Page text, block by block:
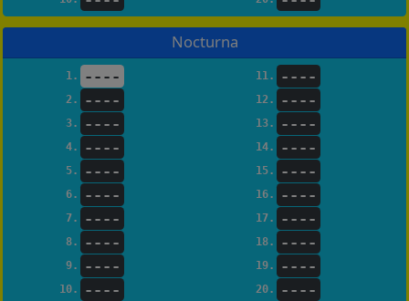
Nocturna
1. ---- 11. ----
2. ---- 12. ----
3. ---- 13. ----
4. ---- 14. ----
5. ---- 15. ----
6. ---- 16. ----
7. ---- 17. ----
8. ---- 18. ----
9. ---- 19. ----
10. ---- 20. ----